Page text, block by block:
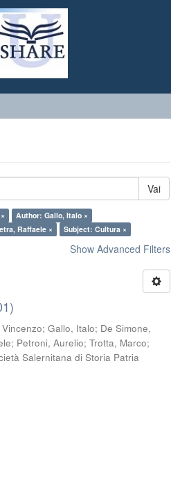
Vai
Author: Gallo, Italo ×
Raffaele × Subject: Cultura ×
Show Advanced Filters
;Gallo, Italo; De Simone,
; Petroni, Aurelio;Trotta, Marco;
Salernitana di Storia Patria